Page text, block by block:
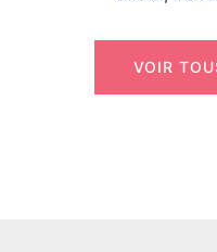
VOIR